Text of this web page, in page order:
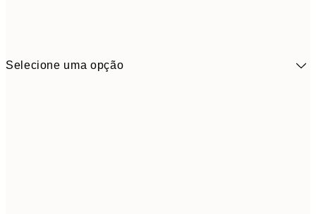
Selecione uma opção